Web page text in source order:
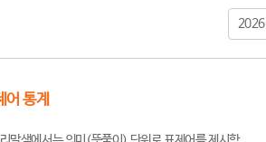
2026
어 통계